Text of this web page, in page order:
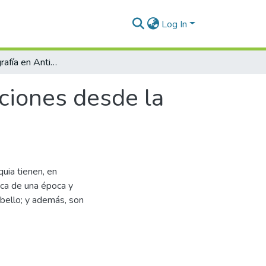
Log In
Infancia y fotografía en Antioquia aproximaciones desde la historia socio-cultural
desde la
tienen, en
de una época y
y además, son